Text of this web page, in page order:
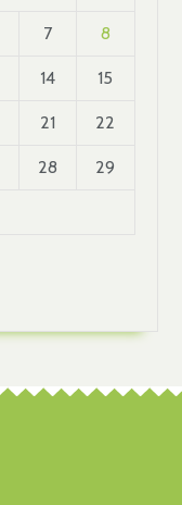
7 8
14 15
21 22
28 29